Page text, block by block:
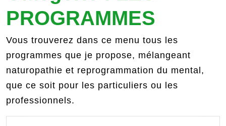
PROGRAMMES
Vous trouverez dans ce menu tous les
programmes que je propose, mélangeant
naturopathie et reprogrammation du mental,
que ce soit pour les particuliers ou les
professionnels.